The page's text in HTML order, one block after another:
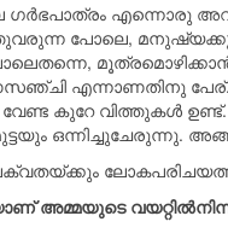
ഗര്‍ഭപാത്രം എന്നൊരു
പോലെ,
എന്നാണതിനു
കുറേ വിത്തുകള്‍
ഒന്നിച്ചുചേരുന്നു.
അമ്മയുടെ